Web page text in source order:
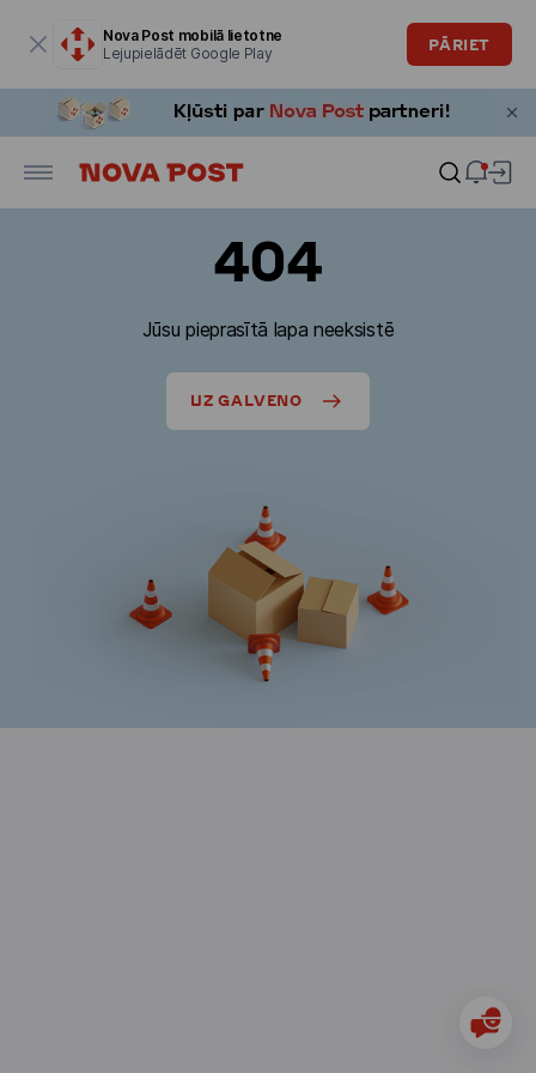
Nova Post mobilā lietotne
Lejupielādēt Google Play
PĀRIET
404
Jūsu pieprasītā lapa neeksistē
UZ GALVENO